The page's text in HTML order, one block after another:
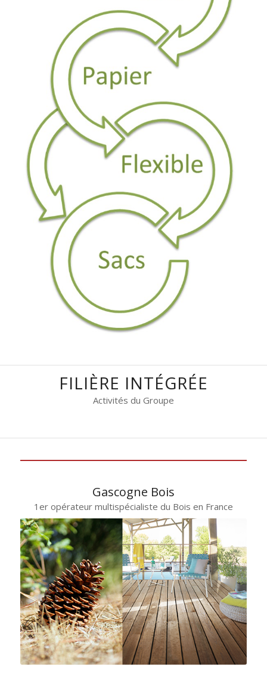
FILIÈRE INTÉGRÉE
Activités du Groupe
Gascogne Bois
1er opérateur multispécialiste du Bois en France
1er opérateur multi-spécialiste du BOIS en France